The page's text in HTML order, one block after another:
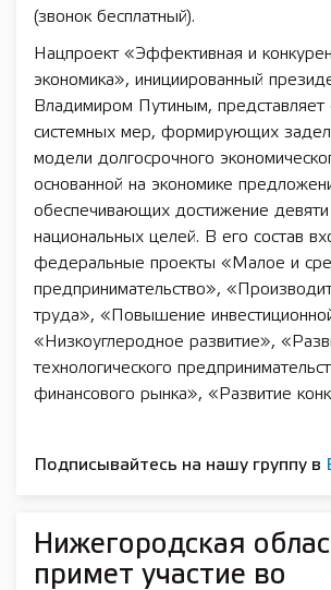
(звонок бесплатный).
Нацпроект «Эффективная и
экономика», инициированный
Владимиром Путиным, представляет
системных мер, формирующих
модели долгосрочного
основанной на экономике
обеспечивающих достижение девяти
национальных целей. В его состав
федеральные проекты «Малое и
предпринимательство»,
труда», «Повышение
«Низкоуглеродное развитие»,
технологического
финансового рынка», «Развитие
Подписывайтесь на нашу группу в
Нижегородская
примет участие во